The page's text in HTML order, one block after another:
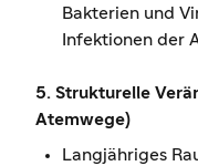
Bakterien und
Infektionen der
5. Strukturelle
Atemwege)
Langjähriges